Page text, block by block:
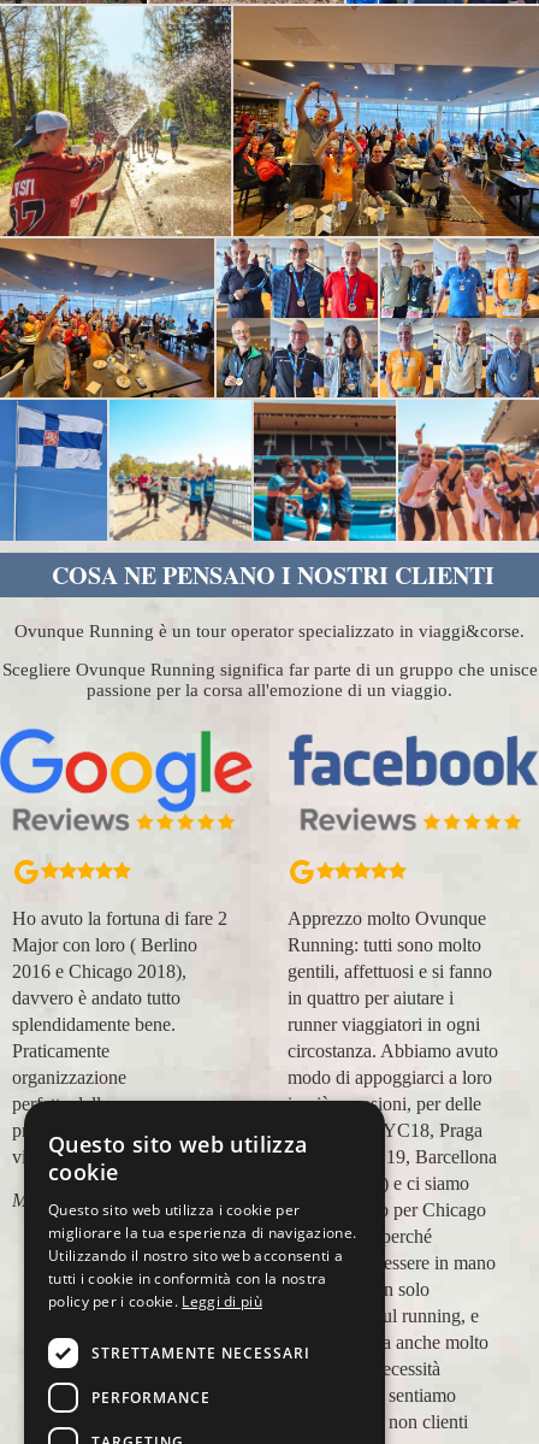
COSA NE PENSANO I NOSTRI CLIENTI
Ovunque Running è un tour operator specializzato in viaggi&corse.
Scegliere Ovunque Running significa far parte di un gruppo che unisce
passione per la corsa all'emozione di un viaggio.
Ho avuto la fortuna di fare 2
Major con loro ( Berlino
2016 e Chicago 2018),
davvero è andato tutto
splendidamente bene.
Praticamente
organizzazione
perfetta,dalla
prenotazione,mesi prima,al
viaggio.
Marco Ceseri
Apprezzo molto Ovunque
Running: tutti sono molto
gentili, affettuosi e si fanno
in quattro per aiutare i
runner viaggiatori in ogni
circostanza. Abbiamo avuto
modo di appoggiarci a loro
in più occasioni, per delle
maratone (NYC18, Praga
19, Valencia 19, Barcellona
21, NYC 22) e ci siamo
affidati a loro per Chicago
23 (ottobre) perché
sappiamo di essere in mano
a persone non solo
competenti sul running, e
sulle città, ma anche molto
attente alle necessità
personali. Ci sentiamo
ospiti, amici, non clienti
Questo sito web utilizza
cookie
Questo sito web utilizza i cookie per
migliorare la tua esperienza di navigazione.
Utilizzando il nostro sito web acconsenti a
tutti i cookie in conformità con la nostra
policy per i cookie. Leggi di più
STRETTAMENTE NECESSARI
PERFORMANCE